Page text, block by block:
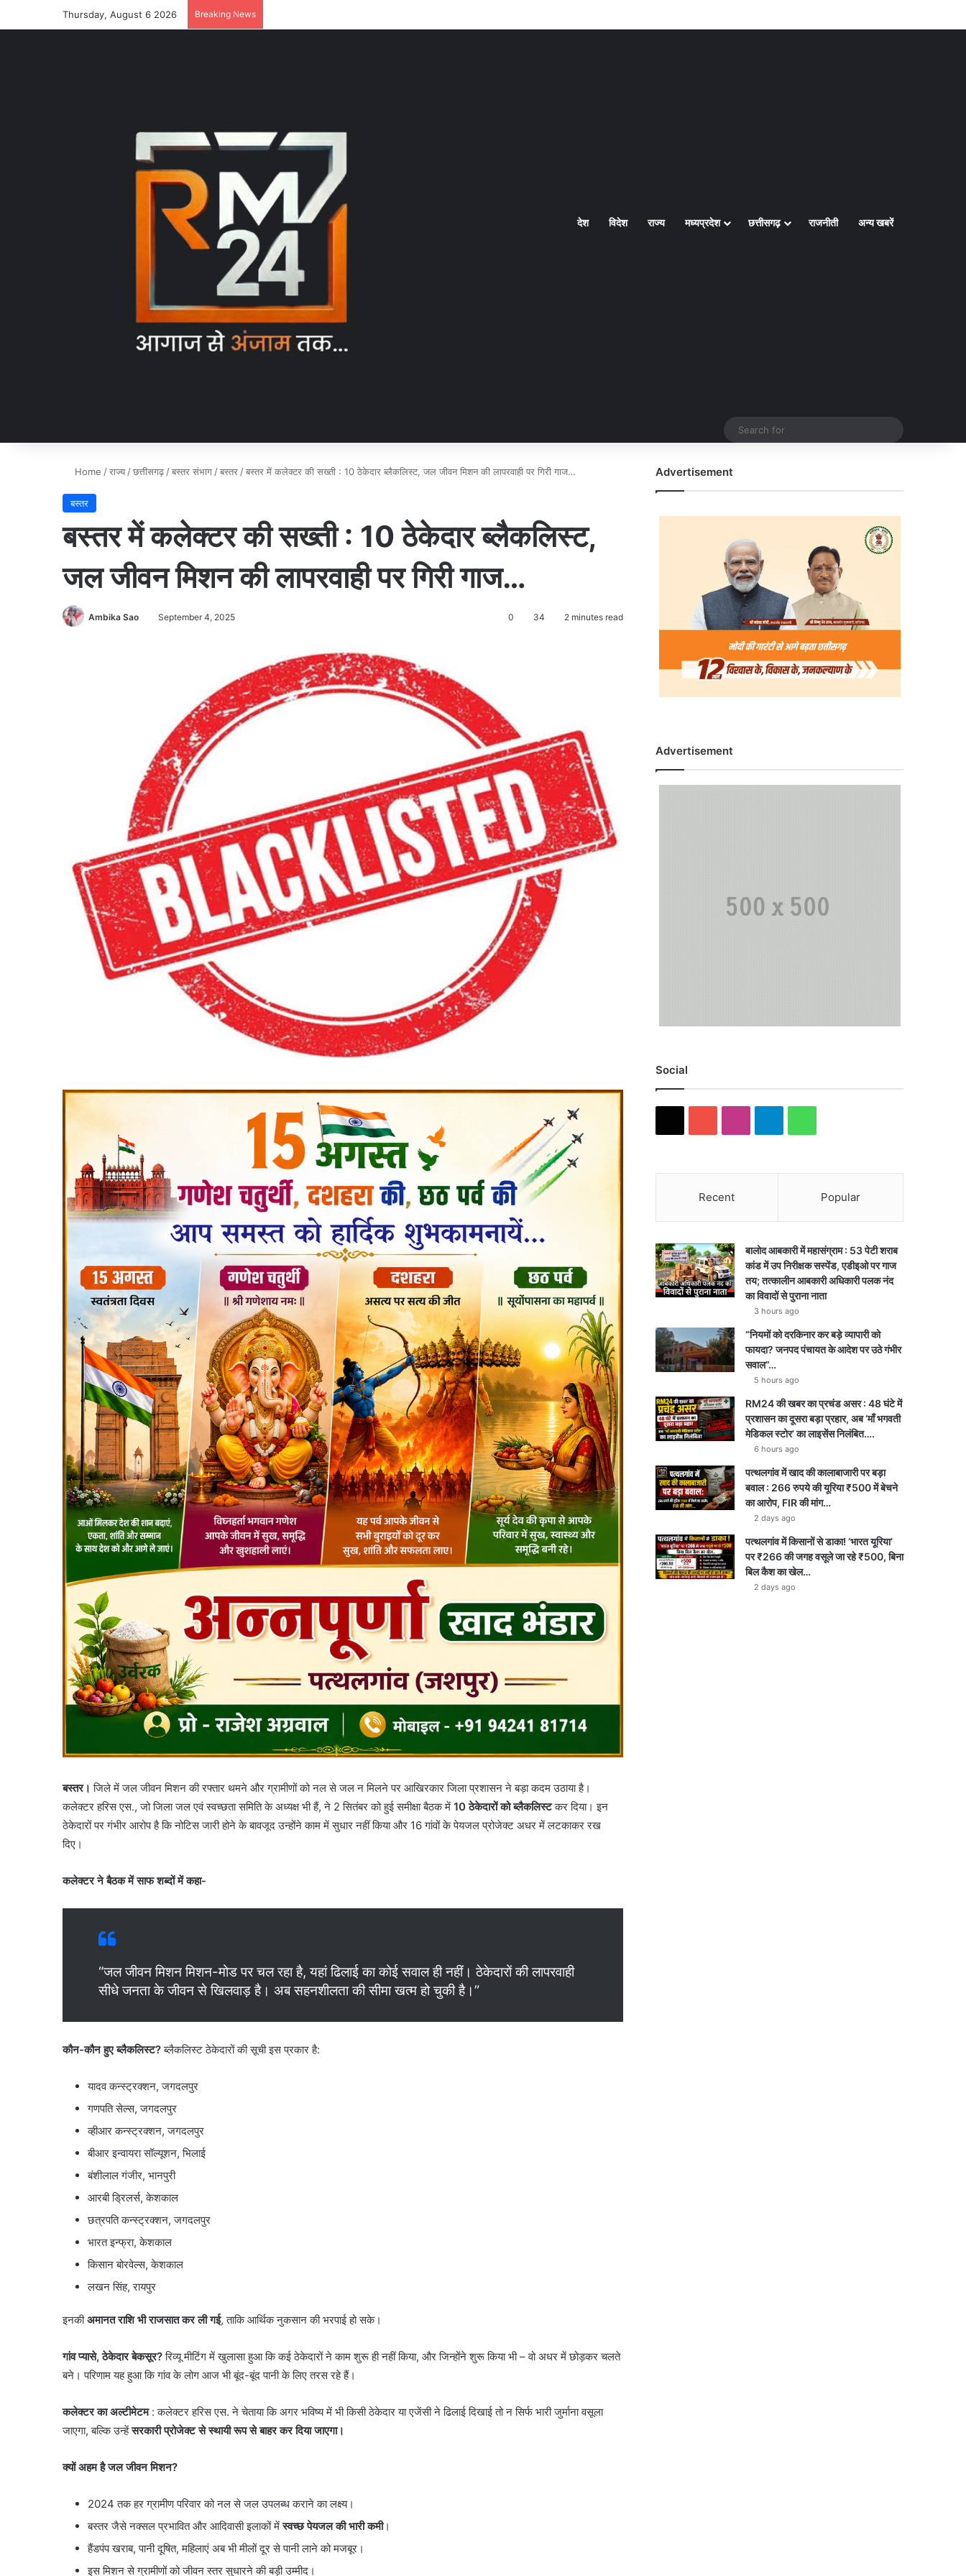
Thursday, August 6 2026 Breaking News
Homeदेश विदेश राज्य मध्यप्रदेश छत्तीसगढ़ राजनीती अन्य खबरें
Home /राज्य /छत्तीसगढ़ /बस्तर संभाग /बस्तर /बस्तर में कलेक्टर की सख्ती : 10 ठेकेदार ब्लैकलिस्ट, जल जीवन मिशन की लापरवाही पर गिरी गाज…
बस्तर
बस्तर में कलेक्टर की सख्ती : 10 ठेकेदार ब्लैकलिस्ट,
जल जीवन मिशन की लापरवाही पर गिरी गाज…
Ambika Sao September 4, 2025 0 34 2 minutes read
बस्तर। जिले में जल जीवन मिशन की रफ्तार थमने और ग्रामीणों को नल से जल न मिलने पर आखिरकार जिला प्रशासन ने बड़ा कदम उठाया है।
कलेक्टर हरिस एस., जो जिला जल एवं स्वच्छता समिति के अध्यक्ष भी हैं, ने 2 सितंबर को हुई समीक्षा बैठक में 10 ठेकेदारों को ब्लैकलिस्टकर दिया। इन
ठेकेदारों पर गंभीर आरोप है कि नोटिस जारी होने के बावजूद उन्होंने काम में सुधार नहीं किया और 16 गांवों के पेयजल प्रोजेक्ट अधर में लटकाकर रख
दिए।
कलेक्टर ने बैठक में साफ शब्दों में कहा-
“जल जीवन मिशन मिशन-मोड पर चल रहा है, यहां ढिलाई का कोई सवाल ही नहीं। ठेकेदारों की लापरवाही
सीधे जनता के जीवन से खिलवाड़ है। अब सहनशीलता की सीमा खत्म हो चुकी है।”
कौन-कौन हुए ब्लैकलिस्ट?ब्लैकलिस्ट ठेकेदारों की सूची इस प्रकार है:
यादव कन्स्ट्रक्शन, जगदलपुर
गणपति सेल्स, जगदलपुर
व्हीआर कन्स्ट्रक्शन, जगदलपुर
बीआर इन्वायरा सॉल्यूशन, भिलाई
बंशीलाल गंजीर, भानपुरी
आरबी ड्रिलर्स, केशकाल
छत्रपति कन्स्ट्रक्शन, जगदलपुर
भारत इन्फ्रा, केशकाल
किसान बोरवेल्स, केशकाल
लखन सिंह, रायपुर
इनकीअमानत राशि भी राजसात कर ली गई, ताकि आर्थिक नुकसान की भरपाई हो सके।
गांव प्यासे, ठेकेदार बेकसूर?रिव्यू मीटिंग में खुलासा हुआ कि कई ठेकेदारों ने काम शुरू ही नहीं किया, और जिन्होंने शुरू किया भी – वो अधर में छोड़कर चलते
बने। परिणाम यह हुआ कि गांव के लोग आज भी बूंद-बूंद पानी के लिए तरस रहे हैं।
कलेक्टर का अल्टीमेटम: कलेक्टर हरिस एस. ने चेताया कि अगर भविष्य में भी किसी ठेकेदार या एजेंसी ने ढिलाई दिखाई तो न सिर्फ भारी जुर्माना वसूला
जाएगा, बल्कि उन्हेंसरकारी प्रोजेक्ट से स्थायी रूप से बाहर कर दिया जाएगा।
क्यों अहम है जल जीवन मिशन?
2024 तक हर ग्रामीण परिवार को नल से जल उपलब्ध कराने का लक्ष्य।
बस्तर जैसे नक्सल प्रभावित और आदिवासी इलाकों मेंस्वच्छ पेयजल की भारी कमी।
हैंडपंप खराब, पानी दूषित, महिलाएं अब भी मीलों दूर से पानी लाने को मजबूर।
इस मिशन से ग्रामीणों को जीवन स्तर सुधारने की बड़ी उम्मीद।
Advertisement
Advertisement
Social
Recent Popular
बालोद आबकारी में महासंग्राम : 53 पेटी शराब
कांड में उप निरीक्षक सस्पेंड, एडीइओ पर गाज
तय; तत्कालीन आबकारी अधिकारी पलक नंद
का विवादों से पुराना नाता
3 hours ago
“नियमों को दरकिनार कर बड़े व्यापारी को
फायदा? जनपद पंचायत के आदेश पर उठे गंभीर
सवाल”…
5 hours ago
RM24 की खबर का प्रचंड असर : 48 घंटे में
प्रशासन का दूसरा बड़ा प्रहार, अब ‘माँ भगवती
मेडिकल स्टोर’ का लाइसेंस निलंबित….
6 hours ago
पत्थलगांव में खाद की कालाबाजारी पर बड़ा
बवाल : 266 रुपये की यूरिया ₹500 में बेचने
का आरोप, FIR की मांग…
2 days ago
पत्थलगांव में किसानों से डाका! ‘भारत यूरिया’
पर ₹266 की जगह वसूले जा रहे ₹500, बिना
बिल कैश का खेल…
2 days ago